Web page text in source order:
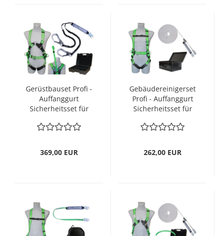
Gerüstbauset Profi -
Auffanggurt
Sicherheitsset für
Qualität
369,00 EUR
Gebäudereinigerset
Profi - Auffanggurt
Sicherheitsset für
Fassadenarbeiten
262,00 EUR